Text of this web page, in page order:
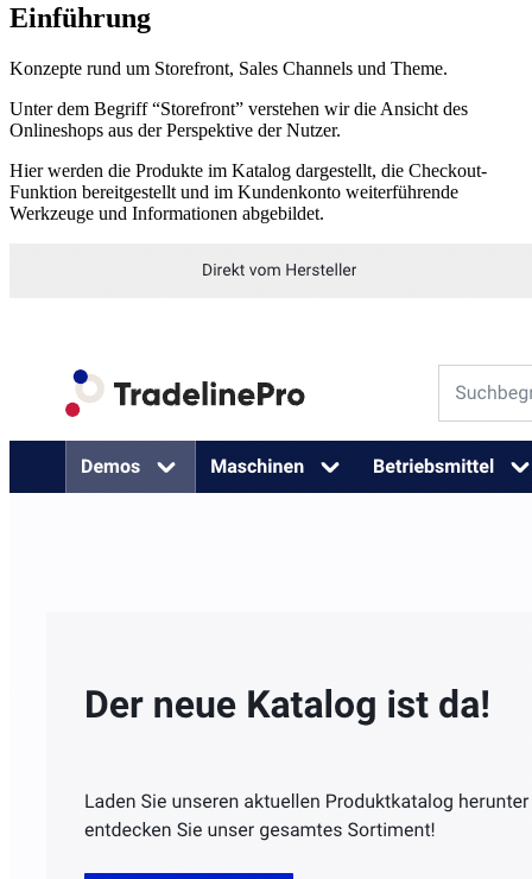
Einführung
Konzepte rund um Storefront, Sales Channels und Theme.
Unter dem Begriff “Storefront” verstehen wir die Ansicht des
Onlineshops aus der Perspektive der Nutzer.
Hier werden die Produkte im Katalog dargestellt, die Checkout-
Funktion bereitgestellt und im Kundenkonto weiterführende
Werkzeuge und Informationen abgebildet.